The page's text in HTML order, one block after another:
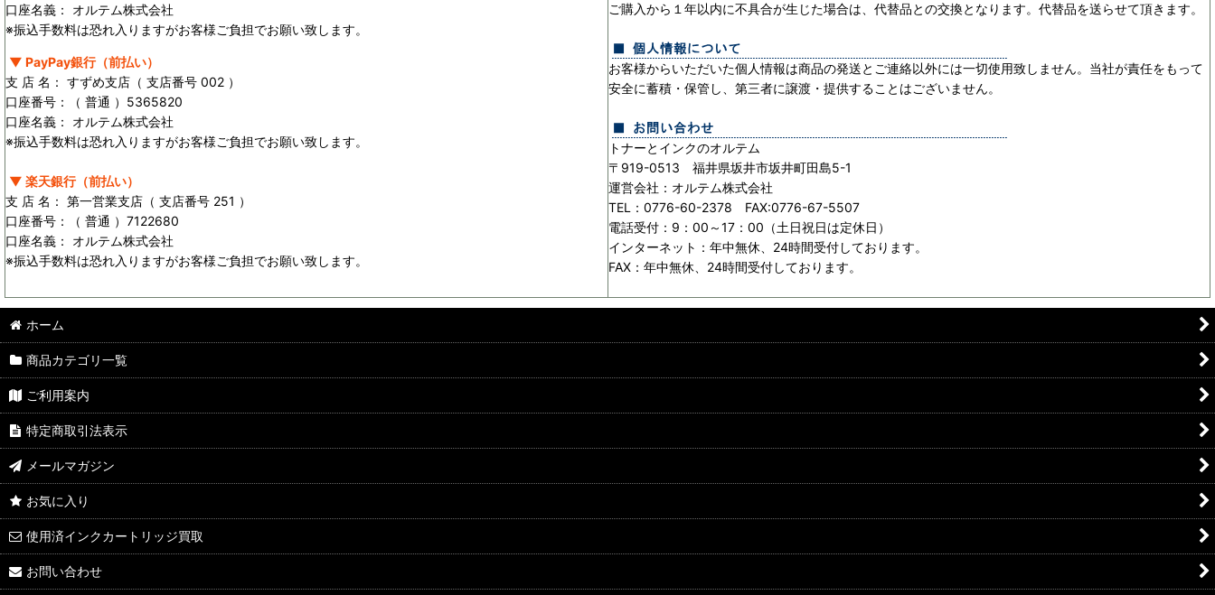
口座名義： オルテム株式会社
※振込手数料は恐れ入りますがお客様ご負担でお願い致します。
▼ PayPay銀行（前払い）
支 店 名： すずめ支店（ 支店番号 002 ）
口座番号：（ 普通 ）5365820
口座名義： オルテム株式会社
※振込手数料は恐れ入りますがお客様ご負担でお願い致します。
▼ 楽天銀行（前払い）
支 店 名： 第一営業支店（ 支店番号 251 ）
口座番号：（ 普通 ）7122680
口座名義： オルテム株式会社
※振込手数料は恐れ入りますがお客様ご負担でお願い致します。
ご購入から１年以内に不具合が生じた場合は、代替品との交換となります。代替品を送らせて頂きます。
お客様からいただいた個人情報は商品の発送とご連絡以外には一切使用致しません。当社が責任をもって
安全に蓄積・保管し、第三者に譲渡・提供することはございません。
トナーとインクのオルテム
〒919-0513 福井県坂井市坂井町田島5-1
運営会社：オルテム株式会社
TEL：0776-60-2378 FAX:0776-67-5507
電話受付：9：00～17：00（土日祝日は定休日）
インターネット：年中無休、24時間受付しております。
FAX：年中無休、24時間受付しております。
ホーム
商品カテゴリ一覧
ご利用案内
特定商取引法表示
メールマガジン
お気に入り
使用済インクカートリッジ買取
お問い合わせ